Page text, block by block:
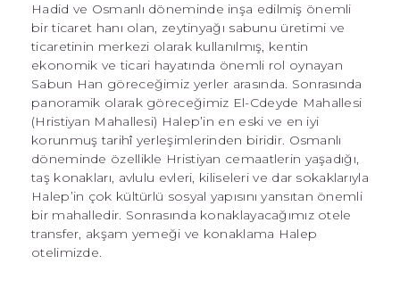
Hadid ve Osmanlı döneminde inşa edilmiş önemli
bir ticaret hanı olan, zeytinyağı sabunu üretimi ve
ticaretinin merkezi olarak kullanılmış, kentin
ekonomik ve ticari hayatında önemli rol oynayan
Sabun Han göreceğimiz yerler arasında. Sonrasında
panoramik olarak göreceğimiz El-Cdeyde Mahallesi
(Hristiyan Mahallesi) Halep’in en eski ve en iyi
korunmuş tarihî yerleşimlerinden biridir. Osmanlı
döneminde özellikle Hristiyan cemaatlerin yaşadığı,
taş konakları, avlulu evleri, kiliseleri ve dar sokaklarıyla
Halep’in çok kültürlü sosyal yapısını yansıtan önemli
bir mahalledir. Sonrasında konaklayacağımız otele
transfer, akşam yemeği ve konaklama Halep
otelimizde.